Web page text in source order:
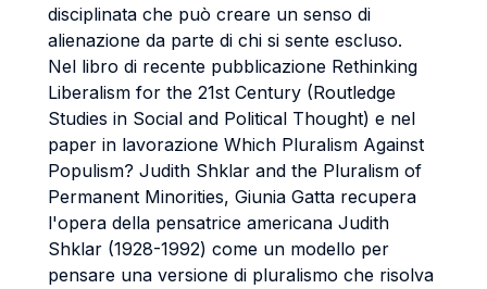
disciplinata che può creare un senso di
alienazione da parte di chi si sente escluso.
Nel libro di recente pubblicazione Rethinking
Liberalism for the 21st Century (Routledge
Studies in Social and Political Thought) e nel
paper in lavorazione Which Pluralism Against
Populism? Judith Shklar and the Pluralism of
Permanent Minorities, Giunia Gatta recupera
l'opera della pensatrice americana Judith
Shklar (1928-1992) come un modello per
pensare una versione di pluralismo che risolva